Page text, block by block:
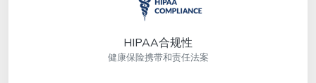
HIPAA合规性
健康保险携带和责任法案